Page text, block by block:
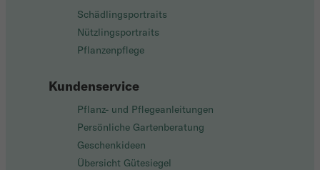
Schädlingsportraits
Nützlingsportraits
Pflanzenpflege
Kundenservice
Pflanz- und Pflegeanleitungen
Persönliche Gartenberatung
Geschenkideen
Übersicht Gütesiegel